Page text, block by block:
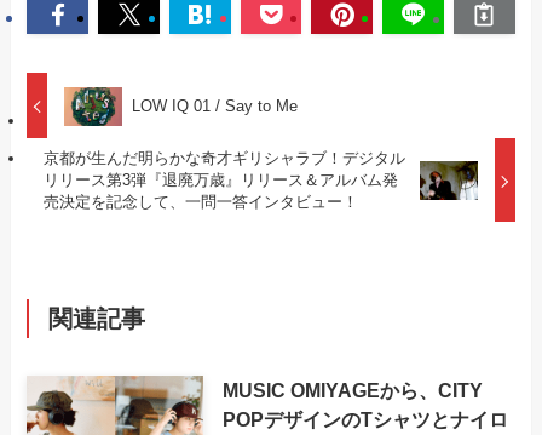
LOW IQ 01 / Say to Me
京都が生んだ明らかな奇才ギリシャラブ！デジタル
リリース第3弾『退廃万歳』リリース＆アルバム発
売決定を記念して、一問一答インタビュー！
関連記事
MUSIC OMIYAGEから、CITY
POPデザインのTシャツとナイロ